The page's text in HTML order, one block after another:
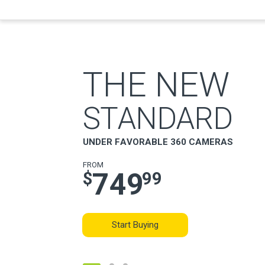
STANDARD
UNDER FAVORABLE 360 CAMERAS
THE NEW
FROM
$74999
Start Buying